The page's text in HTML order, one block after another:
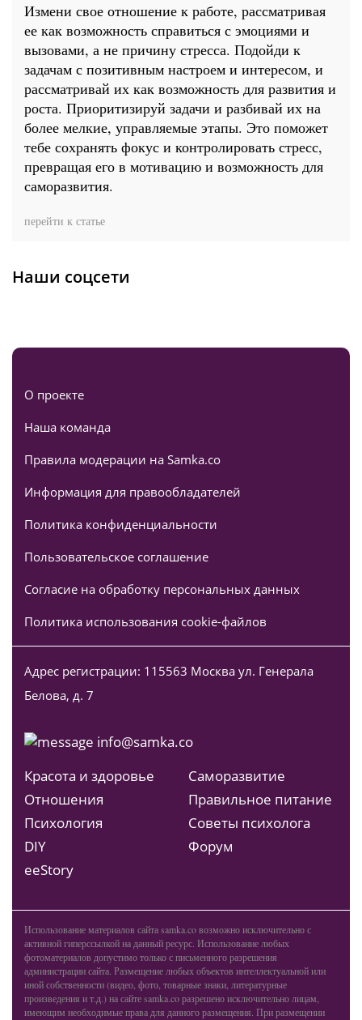
Измени свое отношение к работе, рассматривая
ее как возможность справиться с эмоциями и
вызовами, а не причину стресса. Подойди к
задачам с позитивным настроем и интересом, и
рассматривай их как возможность для развития и
роста. Приоритизируй задачи и разбивай их на
более мелкие, управляемые этапы. Это поможет
тебе сохранять фокус и контролировать стресс,
превращая его в мотивацию и возможность для
саморазвития.
перейти к статье
Наши соцсети
О проекте
Наша команда
Правила модерации на Samka.co
Информация для правообладателей
Политика конфиденциальности
Пользовательское соглашение
Согласие на обработку персональных данных
Политика использования cookie-файлов
Адрес регистрации: 115563 Москва ул. Генерала
Белова, д. 7
info@samka.co
Красота и здоровье
Отношения
Психология
DIY
ееStory
Саморазвитие
Правильное питание
Советы психолога
Форум
Использование материалов сайта samka.co возможно исключительно с
активной гиперссылкой на данный ресурс. Использование любых
фотоматериалов допустимо только с письменного разрешения
администрации сайта. Размещение любых объектов интеллектуальной или
иной собственности (видео, фото, товарные знаки, литературные
произведения и т.д.) на сайте samka.co разрешено исключительно лицам,
имеющим необходимые права для данного размещения. При размещении